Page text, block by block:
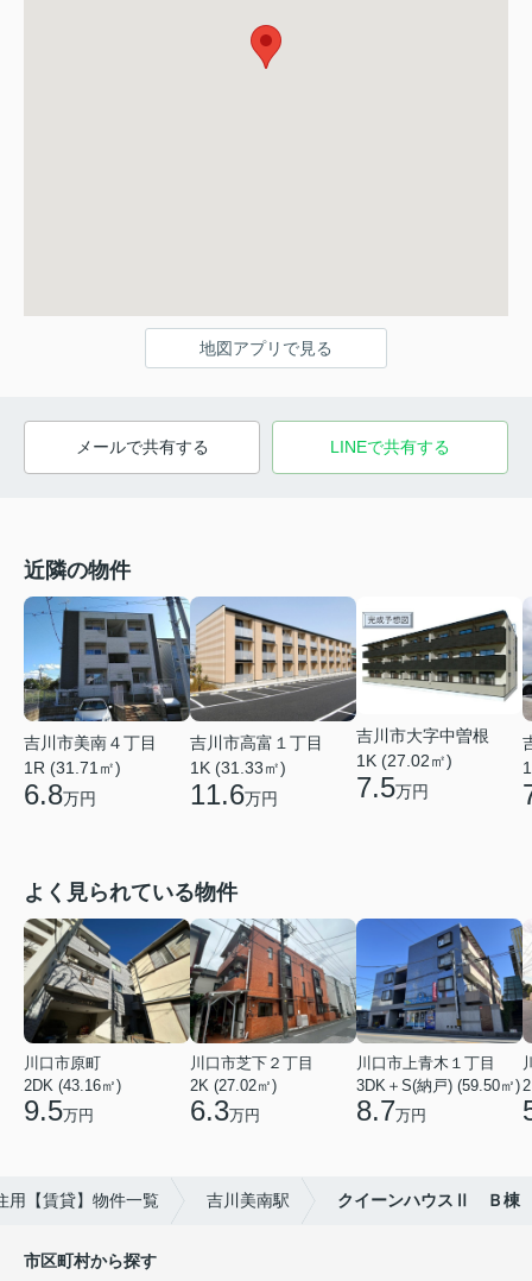
地図アプリで見る
メールで共有する LINEで共有する
近隣の物件
吉川市美南４丁目
1R (31.71㎡)
6.8万円
吉川市高富１丁目
1K (31.33㎡)
11.6万円
吉川市大字中曽根
1K (27.02㎡)
7.5万円
よく見られている物件
川口市原町
2DK (43.16㎡)
9.5万円
川口市芝下２丁目
2K (27.02㎡)
6.3万円
川口市上青木１丁目
3DK＋S(納戸) (59.50㎡)
8.7万円
用【賃貸】物件一覧 吉川美南駅 クイーンハウスⅡ Ｂ棟
市区町村から探す